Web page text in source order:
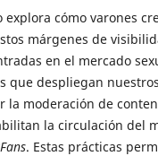
explora cómo varones
márgenes de
en el mercado
que despliegan
la moderación de
la circulación del
. Estas prácticas